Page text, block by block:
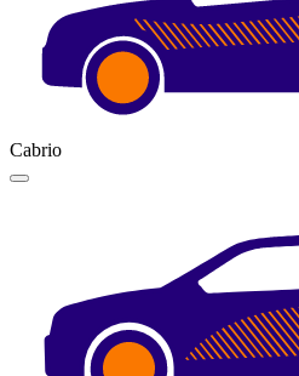
Cabrio